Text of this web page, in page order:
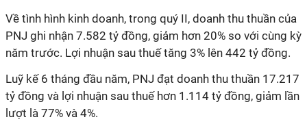
Về tình hình kinh doanh, trong quý II, doanh thu thuần của
PNJ ghi nhận 7.582 tỷ đồng, giảm hơn 20% so với cùng kỳ
năm trước. Lợi nhuận sau thuế tăng 3% lên 442 tỷ đồng.
Luỹ kế 6 tháng đầu năm, PNJ đạt doanh thu thuần 17.217
tỷ đồng và lợi nhuận sau thuế hơn 1.114 tỷ đồng, giảm lần
lượt là 77% và 4%.